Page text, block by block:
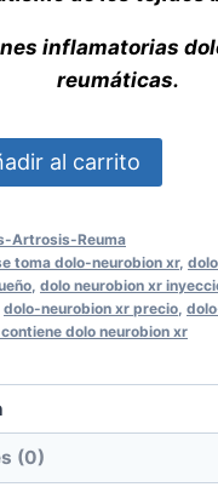
inflamatorias
reumáticas.
al carrito
Artrosis-Reuma
toma dolo-neurobion xr,
dolo neurobion xr
dolo-neurobion xr precio
dolo neurobion xr
(0)